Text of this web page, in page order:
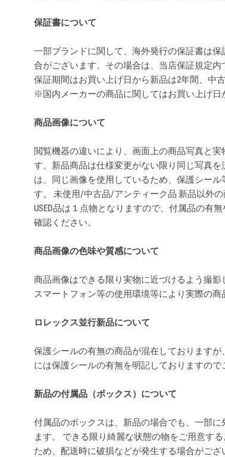
保証書について
一部ブランドに関して、海外発行の保証書は
合がございます。その場合は、当店保証規定内
保証期間はお買い上げ日から新品は2年間、中
※国内メーカーの商品に関してはお買い上げ日
商品画像について
閲覧機器の違いにより、画面上の商品写真と
す。新品商品は仕様変更がない限り同じ写真
は、同じ画像を使用しているため、保護シー
す。 未使用/中古品/アンティーク品 新品以外
USED品は１点物となりますので、付属品の有
確認ください。
商品画像の色味や質感について
商品画像はできる限り実物に近づけるよう撮
スマートフォン等の使用環境等により実際の
ロレックス並行新品について
保護シールの有無の商品が混在しております
には保護シールの有無を明記しておりますので
新品の付属品（ボックス）について
付属品のボックスは、新品の場合でも、一部
ます。 できる限り綺麗な状態の物をご用意す
ため、配送時に破損などが発生する場合がご